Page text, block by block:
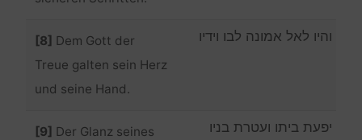
[8] Dem Gott der
Treue galten sein Herz
und seine Hand.
והיו לאל אמונה לבו וידיו
[9] Der Glanz seines
יפעת ביתו ועטרת בניו